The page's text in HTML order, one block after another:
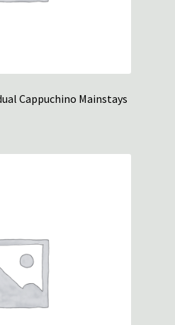
Cappuchino Mainstays